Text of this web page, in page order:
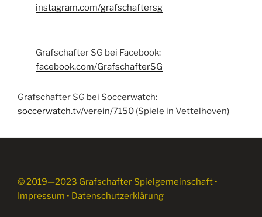
instagram.com/grafschaftersg
Grafschafter SG bei Facebook:
facebook.com/GrafschafterSG
Grafschafter SG bei Soccerwatch:
soccerwatch.tv/verein/7150 (Spiele in Vettelhoven)
© 2019—2023 Grafschafter Spielgemeinschaft •
Impressum • Datenschutzerklärung